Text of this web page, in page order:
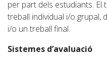
per part dels estudiants.
treball individual i/o grupal,
i/o un treball final.
Sistemes d’avaluació